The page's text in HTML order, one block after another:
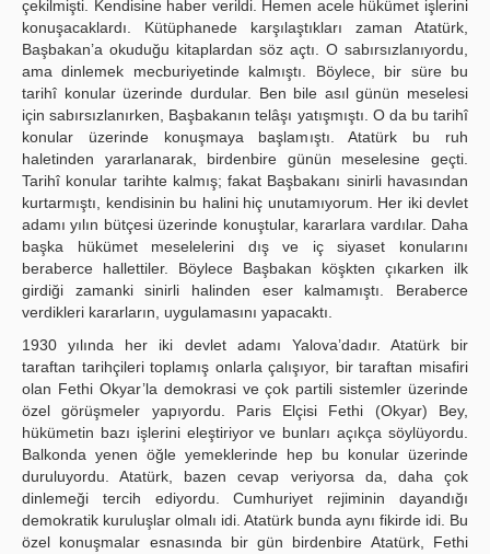
çekilmişti. Kendisine haber verildi. Hemen acele hükümet işlerini
konuşacaklardı. Kütüphanede karşılaştıkları zaman Atatürk,
Başbakan’a okuduğu kitaplardan söz açtı. O sabırsızlanıyordu,
ama dinlemek mecburiyetinde kalmıştı. Böylece, bir süre bu
tarihî konular üzerinde durdular. Ben bile asıl günün meselesi
için sabırsızlanırken, Başbakanın telâşı yatışmıştı. O da bu tarihî
konular üzerinde konuşmaya başlamıştı. Atatürk bu ruh
haletinden yararlanarak, birdenbire günün meselesine geçti.
Tarihî konular tarihte kalmış; fakat Başbakanı sinirli havasından
kurtarmıştı, kendisinin bu halini hiç unutamıyorum. Her iki devlet
adamı yılın bütçesi üzerinde konuştular, kararlara vardılar. Daha
başka hükümet meselelerini dış ve iç siyaset konularını
beraberce hallettiler. Böylece Başbakan köşkten çıkarken ilk
girdiği zamanki sinirli halinden eser kalmamıştı. Beraberce
verdikleri kararların, uygulamasını yapacaktı.
1930 yılında her iki devlet adamı Yalova’dadır. Atatürk bir
taraftan tarihçileri toplamış onlarla çalışıyor, bir taraftan misafiri
olan Fethi Okyar’la demokrasi ve çok partili sistemler üzerinde
özel görüşmeler yapıyordu. Paris Elçisi Fethi (Okyar) Bey,
hükümetin bazı işlerini eleştiriyor ve bunları açıkça söylüyordu.
Balkonda yenen öğle yemeklerinde hep bu konular üzerinde
duruluyordu. Atatürk, bazen cevap veriyorsa da, daha çok
dinlemeği tercih ediyordu. Cumhuriyet rejiminin dayandığı
demokratik kuruluşlar olmalı idi. Atatürk bunda aynı fikirde idi. Bu
özel konuşmalar esnasında bir gün birdenbire Atatürk, Fethi